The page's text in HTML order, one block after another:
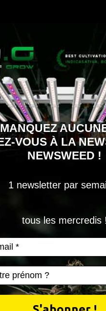
VOUS À LA
NEWSWEED !
1 newsletter par
tous les mercredis !